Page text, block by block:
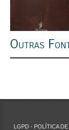
Outras
LGPD - POLÍTICA